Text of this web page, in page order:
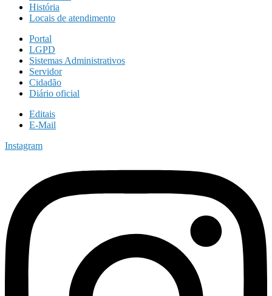
História
Locais de atendimento
Portal
LGPD
Sistemas Administrativos
Servidor
Cidadão
Diário oficial
Editais
E-Mail
Instagram